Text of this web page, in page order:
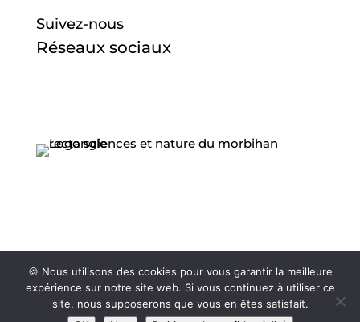
Suivez-nous
Réseaux sociaux
🍪 Nous utilisons des cookies pour vous garantir la meilleure
expérience sur notre site web. Si vous continuez à utiliser ce
site, nous supposerons que vous en êtes satisfait.